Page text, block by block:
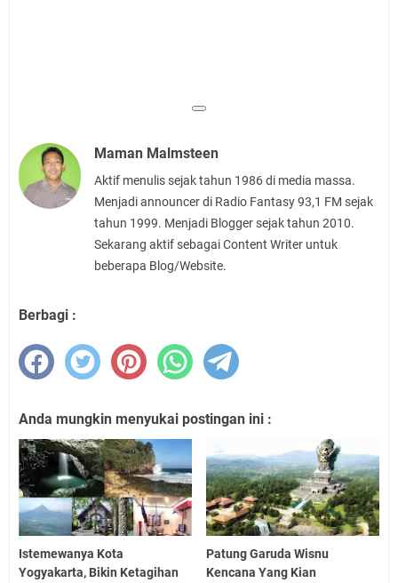
Maman Malmsteen
Aktif menulis sejak tahun 1986 di media massa.
Menjadi announcer di Radio Fantasy 93,1 FM sejak
tahun 1999. Menjadi Blogger sejak tahun 2010.
Sekarang aktif sebagai Content Writer untuk
beberapa Blog/Website.
Berbagi :
Anda mungkin menyukai postingan ini :
Istemewanya Kota
Yogyakarta, Bikin Ketagihan
Patung Garuda Wisnu
Kencana Yang Kian